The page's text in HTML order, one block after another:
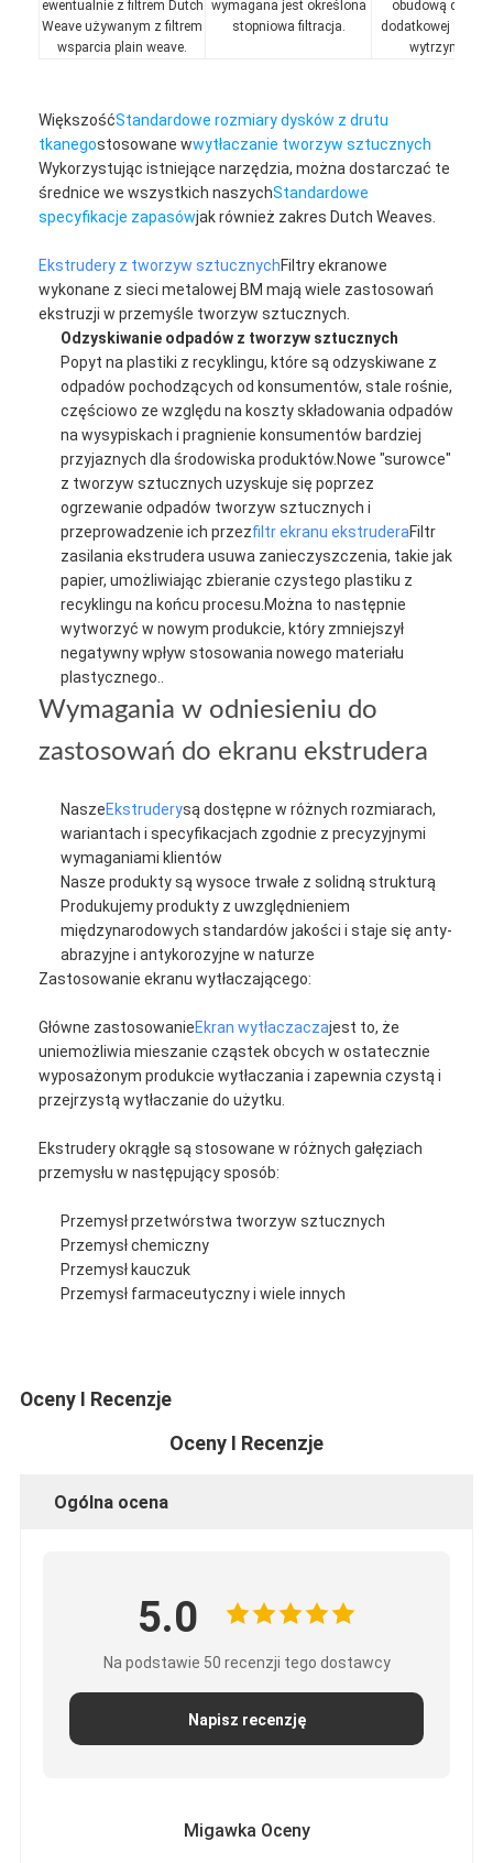
Ogrodzenie do padelu
kosz gabionowy
Architektoniczna siatka metalu
Moskitiera z aluminiowego łańcucha
Filtr ekranowy Johnsona
Ogrodzenie z siatki metalowej
Siatka ula
ewentualnie z filtrem Dutch
Weave używanym z filtrem
wsparcia plain weave.
wymagana jest określona
stopniowa filtracja.
obudową
dodatkowej
WiększośćStandardowe rozmiary dysków z drutu
tkanegostosowane wwytłaczanie tworzyw sztucznych
Wykorzystując istniejące narzędzia, można dostarczać te
średnice we wszystkich naszychStandardowe
specyfikacje zapasówjak również zakres Dutch Weaves.
Ekstrudery z tworzyw sztucznychFiltry ekranowe
wykonane z sieci metalowej BM mają wiele zastosowań
ekstruzji w przemyśle tworzyw sztucznych.
Odzyskiwanie odpadów z tworzyw sztucznych
Popyt na plastiki z recyklingu, które są odzyskiwane z
odpadów pochodzących od konsumentów, stale rośnie,
częściowo ze względu na koszty składowania odpadów
na wysypiskach i pragnienie konsumentów bardziej
przyjaznych dla środowiska produktów.Nowe "surowce"
z tworzyw sztucznych uzyskuje się poprzez
ogrzewanie odpadów tworzyw sztucznych i
przeprowadzenie ich przezfiltr ekranu ekstruderaFiltr
zasilania ekstrudera usuwa zanieczyszczenia, takie jak
papier, umożliwiając zbieranie czystego plastiku z
recyklingu na końcu procesu.Można to następnie
wytworzyć w nowym produkcie, który zmniejszył
negatywny wpływ stosowania nowego materiału
plastycznego..
Wymagania w odniesieniu do
zastosowań do ekranu ekstrudera
NaszeEkstruderysą dostępne w różnych rozmiarach,
wariantach i specyfikacjach zgodnie z precyzyjnymi
wymaganiami klientów
Nasze produkty są wysoce trwałe z solidną strukturą
Produkujemy produkty z uwzględnieniem
międzynarodowych standardów jakości i staje się anty-
abrazyjne i antykorozyjne w naturze
Zastosowanie ekranu wytłaczającego:
Główne zastosowanieEkran wytłaczaczajest to, że
uniemożliwia mieszanie cząstek obcych w ostatecznie
wyposażonym produkcie wytłaczania i zapewnia czystą i
przejrzystą wytłaczanie do użytku.
Ekstrudery okrągłe są stosowane w różnych gałęziach
przemysłu w następujący sposób:
Przemysł przetwórstwa tworzyw sztucznych
Przemysł chemiczny
Przemysł kauczuk
Przemysł farmaceutyczny i wiele innych
Oceny I Recenzje
Oceny I Recenzje
Ogólna ocena
5.0
Na podstawie 50 recenzji tego dostawcy
Napisz recenzję
Migawka Oceny